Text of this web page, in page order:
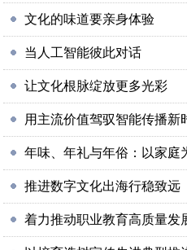
文化的味道要亲身体验
当人工智能彼此对话
让文化根脉绽放更多光彩
用主流价值驾驭智能传播新
年味、年礼与年俗：以家庭
推进数字文化出海行稳致远
着力推动职业教育高质量发